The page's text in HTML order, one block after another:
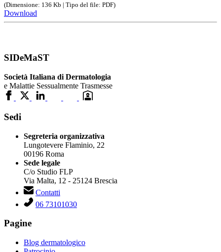
(Dimensione: 136 Kb | Tipo del file: PDF)
Download
SIDeMaST
Società Italiana di Dermatologia
e Malattie Sessualmente Trasmesse
Sedi
Segreteria organizzativa
Lungotevere Flaminio, 22
00196 Roma
Sede legale
C/o Studio FLP
Via Malta, 12 - 25124 Brescia
Contatti
06 73101030
Pagine
Blog dermatologico